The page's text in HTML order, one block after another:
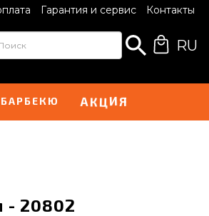
Гарантия и сервис Контакты
RU
АКЦИЯ
- 20802